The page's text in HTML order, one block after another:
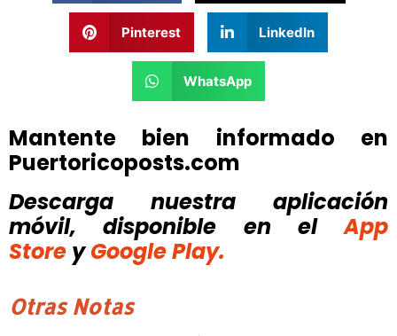
Pinterest LinkedIn
WhatsApp
Mantente bien informado en
Puertoricoposts.com
Descarga nuestra aplicación
móvil, disponible
en el
App
Store y Google Play.
Otras Notas